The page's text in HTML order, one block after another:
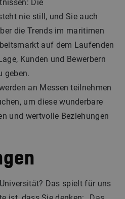
Die
nie still, und Sie auch
die Trends im maritimen
auf dem Laufenden
Kunden und Bewerbern
geben.
an Messen teilnehmen
um diese wunderbare
und wertvolle Beziehungen
Das spielt für uns